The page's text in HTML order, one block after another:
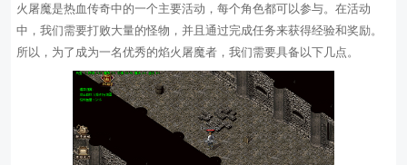
火屠魔是热血传奇中的一个主要活动，每个角色都可以参与。在活动
中，我们需要打败大量的怪物，并且通过完成任务来获得经验和奖励。
所以，为了成为一名优秀的焰火屠魔者，我们需要具备以下几点。